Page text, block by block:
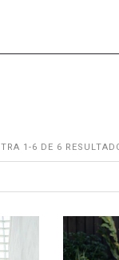
1-6 DE 6